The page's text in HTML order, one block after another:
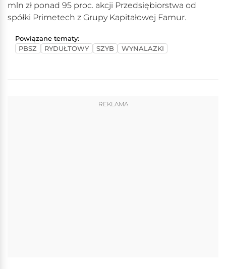
mln zł ponad 95 proc. akcji Przedsiębiorstwa od
spółki Primetech z Grupy Kapitałowej Famur.
Powiązane tematy:
PBSZ
RYDUŁTOWY SZYB WYNALAZKI
REKLAMA